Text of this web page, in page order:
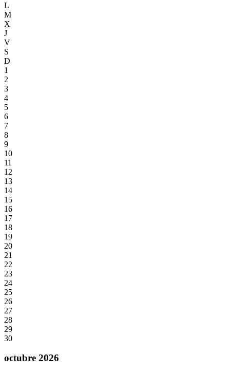
L
M
X
J
V
S
D
1
2
3
4
5
6
7
8
9
10
11
12
13
14
15
16
17
18
19
20
21
22
23
24
25
26
27
28
29
30
octubre 2026